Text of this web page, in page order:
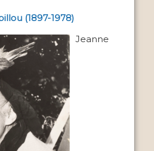
(1897-1978)
Jeanne